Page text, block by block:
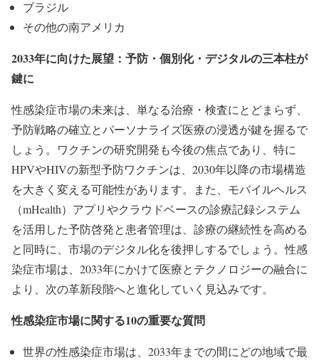
ブラジル
その他の南アメリカ
2033年に向けた展望：予防・個別化・デジタルの三本柱が
鍵に
性感染症市場の未来は、単なる治療・検査にとどまらず、
予防戦略の確立とパーソナライズ医療の浸透が鍵を握るで
しょう。ワクチンの研究開発も今後の焦点であり、特に
HPVやHIVの新型予防ワクチンは、2030年以降の市場構造
を大きく変える可能性があります。また、モバイルヘルス
（mHealth）アプリやクラウドベースの診療記録システム
を活用した予防啓発と患者管理は、診療の継続性を高める
と同時に、市場のデジタル化を後押しするでしょう。性感
染症市場は、2033年にかけて医療とテクノロジーの融合に
より、次の革新段階へと進化していく見込みです。
性感染症市場に関する10の重要な質問
世界の性感染症市場は、2033年までの間にどの地域で最